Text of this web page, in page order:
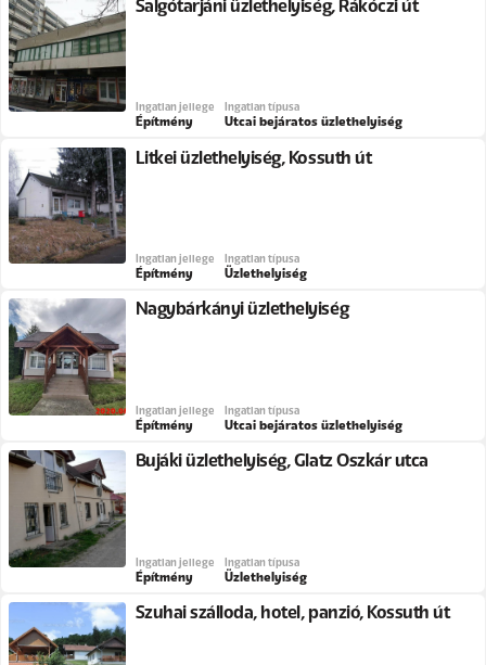
Salgótarjáni üzlethelyiség, Rákóczi út
Ingatlan jellege
Építmény
Ingatlan típusa
Utcai bejáratos üzlethelyiség
Litkei üzlethelyiség, Kossuth út
Ingatlan jellege
Építmény
Ingatlan típusa
Üzlethelyiség
Nagybárkányi üzlethelyiség
Ingatlan jellege
Építmény
Ingatlan típusa
Utcai bejáratos üzlethelyiség
Bujáki üzlethelyiség, Glatz Oszkár utca
Ingatlan jellege
Építmény
Ingatlan típusa
Üzlethelyiség
Szuhai szálloda, hotel, panzió, Kossuth út